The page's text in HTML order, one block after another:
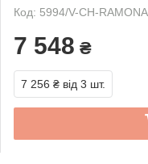
Код: 5994/V-CH-
7 548 ₴
7 256 ₴ від 3 шт.